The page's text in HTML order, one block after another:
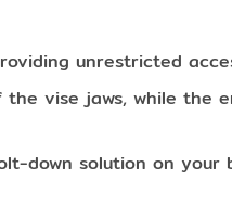
unrestricted
vise jaws, while the
down solution on